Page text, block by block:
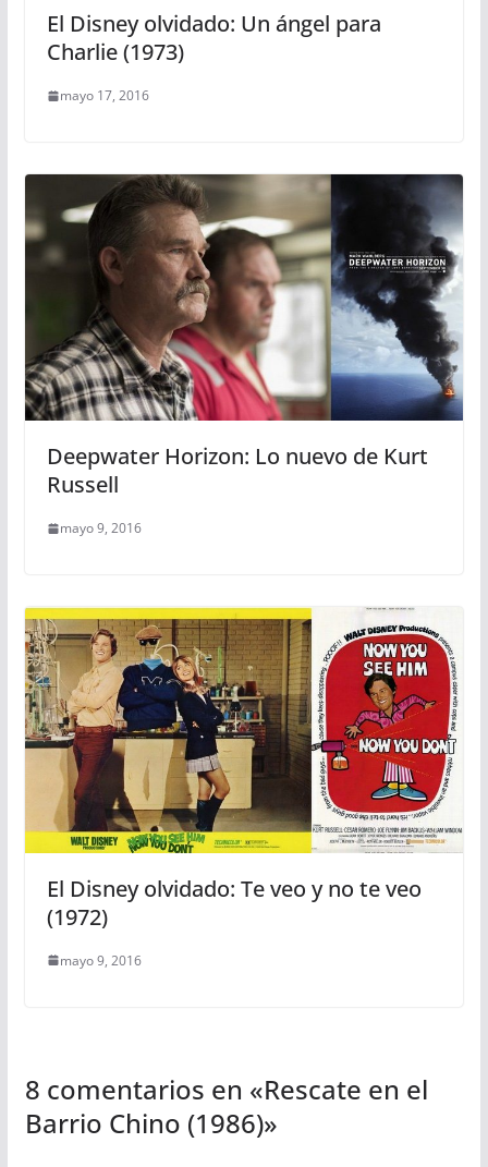
El Disney olvidado: Un ángel para
Charlie (1973)
mayo 17, 2016
Deepwater Horizon: Lo nuevo de Kurt
Russell
mayo 9, 2016
El Disney olvidado: Te veo y no te veo
(1972)
mayo 9, 2016
8 comentarios en «Rescate en el
Barrio Chino (1986)»